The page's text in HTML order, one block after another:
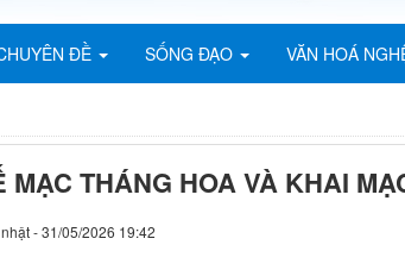
ĐỀ SỐNG ĐẠO VĂN HOÁ
MẠC THÁNG HOA VÀ KHAI
- 31/05/2026 19:42